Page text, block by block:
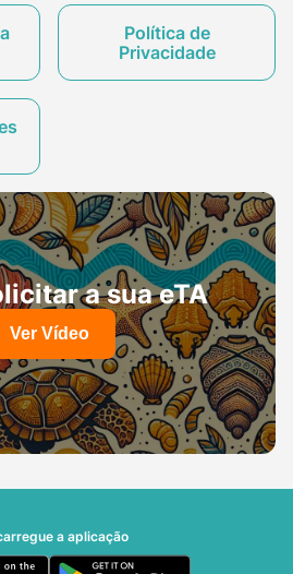
Política de
Privacidade
a sua eTA
Ver Vídeo
a aplicação